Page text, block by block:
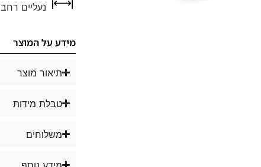
נעליים
מידע על המוצר
תיאור מוצר
טבלת מידות
משלוחים